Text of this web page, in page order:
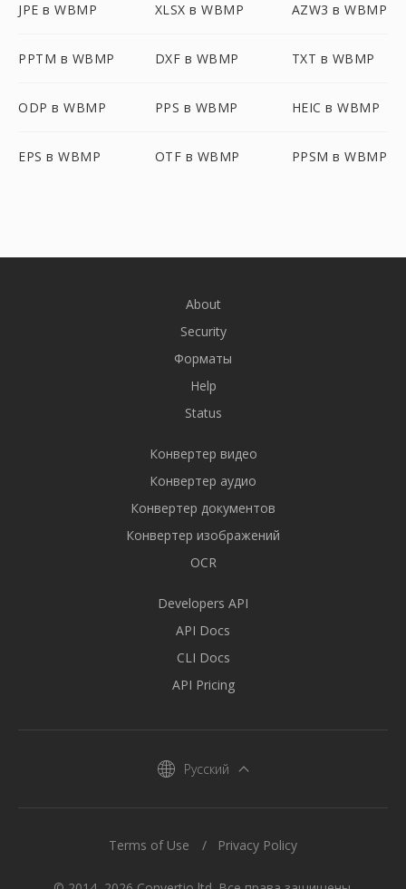
JPE в WBMP XLSX в WBMP AZW3 в WBMP
PPTM в WBMP DXF в WBMP TXT в WBMP
ODP в WBMP PPS в WBMP HEIC в WBMP
EPS в WBMP OTF в WBMP PPSM в WBMP
About
Security
Форматы
Help
Status
Конвертер видео
Конвертер аудио
Конвертер документов
Конвертер изображений
OCR
Developers API
API Docs
CLI Docs
API Pricing
Русский
Terms of Use Privacy Policy